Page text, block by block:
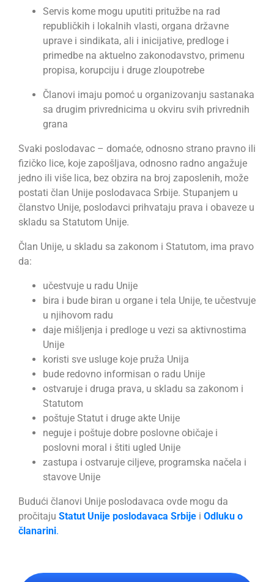
Servis kome mogu uputiti pritužbe na rad
republičkih i lokalnih vlasti, organa državne
uprave i sindikata, ali i inicijative, predloge i
primedbe na aktuelno zakonodavstvo, primenu
propisa, korupciju i druge zloupotrebe
Članovi imaju pomoć u organizovanju sastanaka
sa drugim privrednicima u okviru svih privrednih
grana
Svaki poslodavac – domaće, odnosno strano pravno ili
fizičko lice, koje zapošljava, odnosno radno angažuje
jedno ili više lica, bez obzira na broj zaposlenih, može
postati član Unije poslodavaca Srbije. Stupanjem u
članstvo Unije, poslodavci prihvataju prava i obaveze u
skladu sa Statutom Unije.
Član Unije, u skladu sa zakonom i Statutom, ima pravo
da:
učestvuje u radu Unije
bira i bude biran u organe i tela Unije, te učestvuje
u njihovom radu
daje mišljenja i predloge u vezi sa aktivnostima
Unije
koristi sve usluge koje pruža Unija
bude redovno informisan o radu Unije
ostvaruje i druga prava, u skladu sa zakonom i
Statutom
poštuje Statut i druge akte Unije
neguje i poštuje dobre poslovne običaje i
poslovni moral i štiti ugled Unije
zastupa i ostvaruje ciljeve, programska načela i
stavove Unije
Budući članovi Unije poslodavaca ovde mogu da
pročitaju Statut Unije poslodavaca Srbije i Odluku o
članarini.